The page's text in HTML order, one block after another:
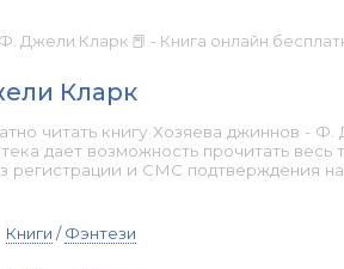
Джели Кларк 📕 - Книга онлайн
Кларк
читать книгу Хозяева джиннов - Ф.
дает возможность прочитать весь
регистрации и СМС подтверждения
Книги /Фэнтези